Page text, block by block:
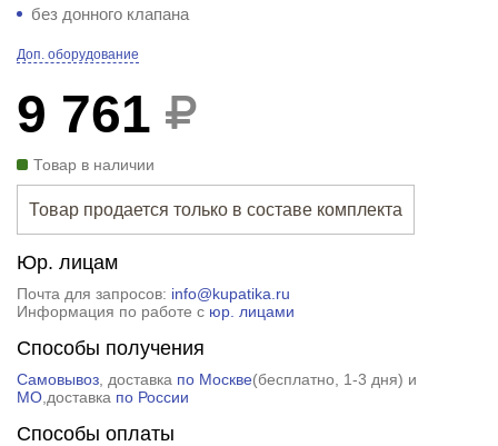
без донного клапана
Доп. оборудование
9 761
Товар в наличии
Товар продается только в составе комплекта
Юр. лицам
Почта для запросов: info@kupatika.ru
Информация по работе с юр. лицами
Способы получения
Самовывоз, доставка по Москве(бесплатно, 1-3 дня) и
МО,доставка по России
Способы оплаты